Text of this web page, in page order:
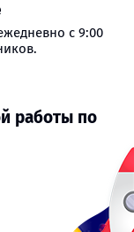
с 9:00
работы по